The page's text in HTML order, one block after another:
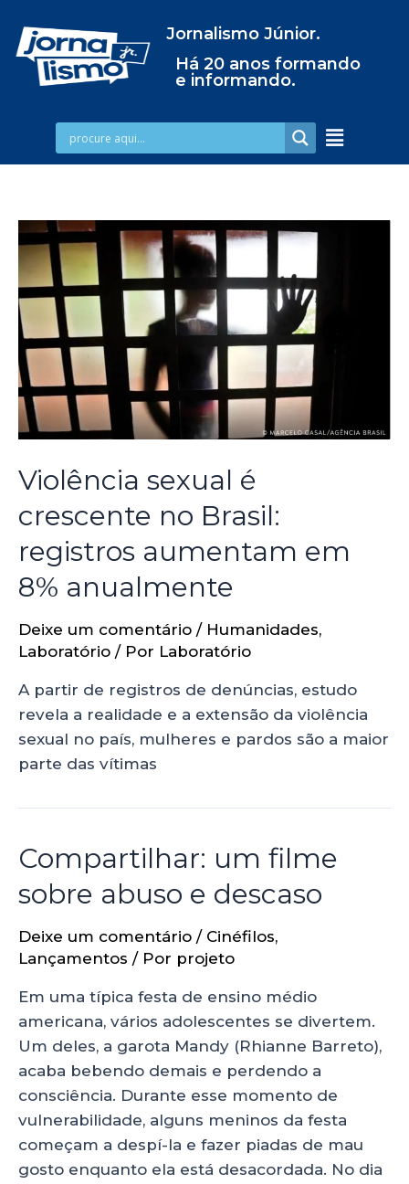
Jornalismo Júnior.
Há 20 anos formando
e informando.
Violência sexual é
crescente no Brasil:
registros aumentam em
8% anualmente
Deixe um comentário / Humanidades,
Laboratório / Por Laboratório
A partir de registros de denúncias, estudo
revela a realidade e a extensão da violência
sexual no país, mulheres e pardos são a maior
parte das vítimas
Compartilhar: um filme
sobre abuso e descaso
Deixe um comentário / Cinéfilos,
Lançamentos / Por projeto
Em uma típica festa de ensino médio
americana, vários adolescentes se divertem.
Um deles, a garota Mandy (Rhianne Barreto),
acaba bebendo demais e perdendo a
consciência. Durante esse momento de
vulnerabilidade, alguns meninos da festa
começam a despí-la e fazer piadas de mau
gosto enquanto ela está desacordada. No dia